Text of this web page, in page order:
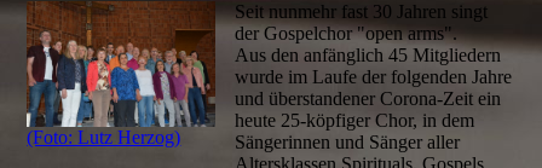
(Foto: Lutz Herzog)
Seit nunmehr fast 30 Jahren singt
der Gospelchor "open arms".
Aus den anfänglich 45 Mitgliedern
wurde im Laufe der folgenden Jahre
und überstandener Corona-Zeit ein
heute 25-köpfiger Chor, in dem
Sängerinnen und Sänger aller
Altersklassen Spirituals, Gospels